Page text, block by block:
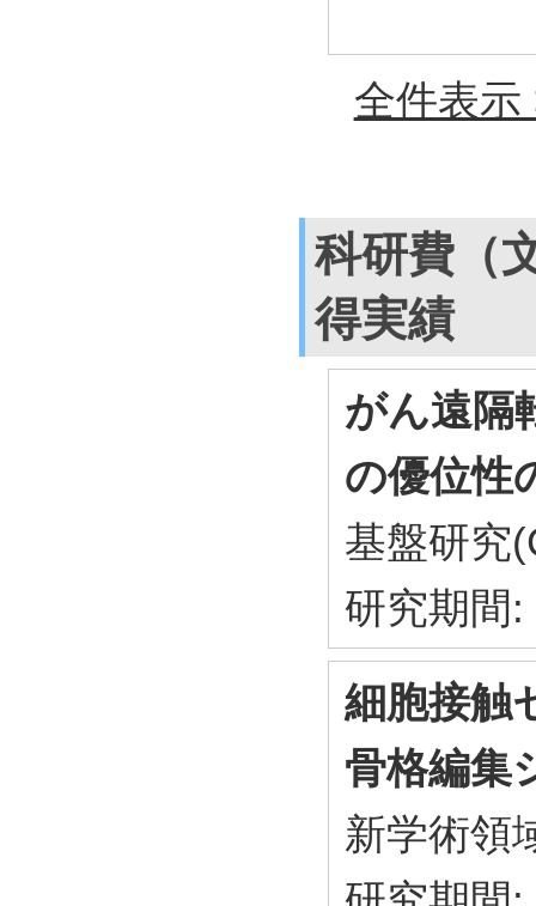
全件表示
科研費（
得実績
がん遠隔
の優位性
基盤研究
研究期
細胞接触
骨格編集
新学術領